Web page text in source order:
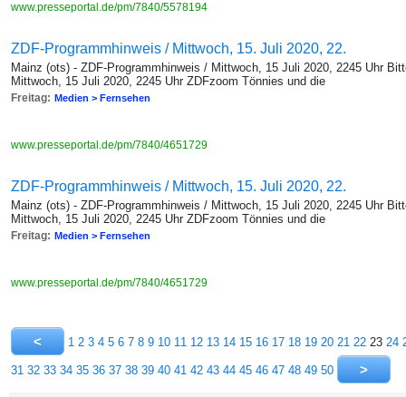
www.presseportal.de/pm/7840/5578194
ZDF-Programmhinweis / Mittwoch, 15. Juli 2020, 22.
Mainz (ots) - ZDF-Programmhinweis / Mittwoch, 15 Juli 2020, 2245 Uhr
Mittwoch, 15 Juli 2020, 2245 Uhr ZDFzoom Tönnies und die
Freitag: Medien > Fernsehen
www.presseportal.de/pm/7840/4651729
ZDF-Programmhinweis / Mittwoch, 15. Juli 2020, 22.
Mainz (ots) - ZDF-Programmhinweis / Mittwoch, 15 Juli 2020, 2245 Uhr
Mittwoch, 15 Juli 2020, 2245 Uhr ZDFzoom Tönnies und die
Freitag: Medien > Fernsehen
www.presseportal.de/pm/7840/4651729
1 2 3 4 5 6 7 8 9 10 11 12 13 14 15 16 17 18 19 20 21 22 23 24
31 32 33 34 35 36 37 38 39 40 41 42 43 44 45 46 47 48 49 50